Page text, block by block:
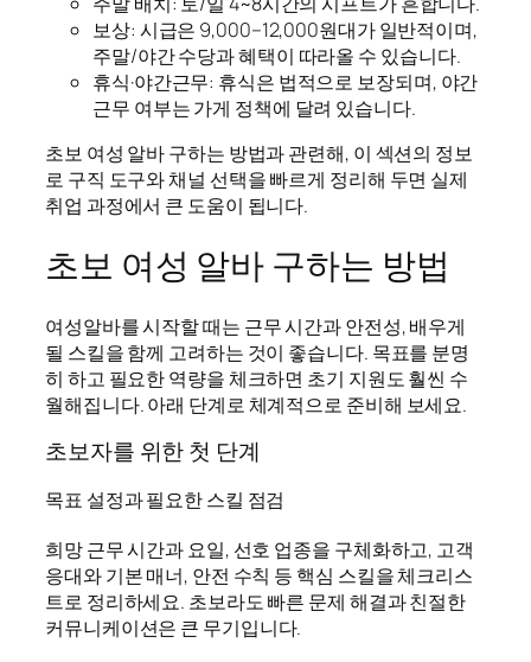
보상: 시급은 9,000–12,000원대가 일반적이며,
주말/야간 수당과 혜택이 따라올 수 있습니다.
휴식·야간근무: 휴식은 법적으로 보장되며, 야간
근무 여부는 가게 정책에 달려 있습니다.
초보 여성 알바 구하는 방법과 관련해, 이 섹션의 정보
로 구직 도구와 채널 선택을 빠르게 정리해 두면 실제
취업 과정에서 큰 도움이 됩니다.
초보 여성 알바 구하는 방법
여성알바를 시작할 때는 근무 시간과 안전성, 배우게
될 스킬을 함께 고려하는 것이 좋습니다. 목표를 분명
히 하고 필요한 역량을 체크하면 초기 지원도 훨씬 수
월해집니다. 아래 단계로 체계적으로 준비해 보세요.
초보자를 위한 첫 단계
목표 설정과 필요한 스킬 점검
희망 근무 시간과 요일, 선호 업종을 구체화하고, 고객
응대와 기본 매너, 안전 수칙 등 핵심 스킬을 체크리스
트로 정리하세요. 초보라도 빠른 문제 해결과 친절한
커뮤니케이션은 큰 무기입니다.